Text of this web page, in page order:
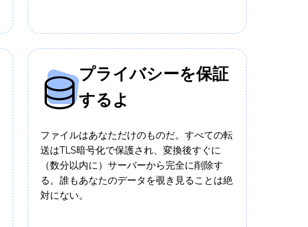
プライバシーを保証
するよ
ファイルはあなただけのものだ。すべての転
送はTLS暗号化で保護され、変換後すぐに
（数分以内に）サーバーから完全に削除す
る。誰もあなたのデータを覗き見ることは絶
対にない。